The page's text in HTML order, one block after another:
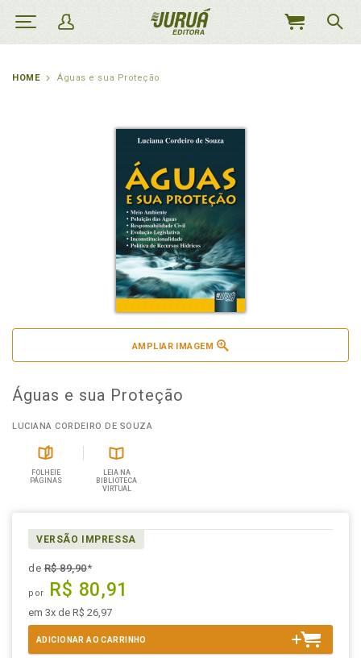
MEU
HOME Águas e sua Proteção
AMPLIAR IMAGEM
Águas e sua Proteção
LUCIANA CORDEIRO DE SOUZA
FOLHEIE
PÁGINAS
LEIA NA
BIBLIOTECA
VIRTUAL
VERSÃO IMPRESSA
deR$ 89,90*
por R$ 80,91
em 3x de R$ 26,97
ADICIONAR AO CARRINHO